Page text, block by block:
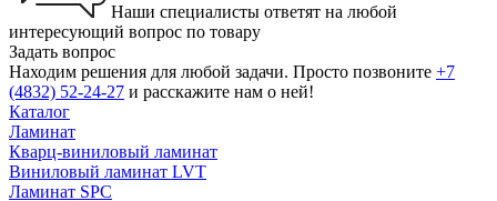
Наши специалисты ответят на любой
интересующий вопрос по товару
Задать вопрос
Находим решения для любой задачи. Просто позвоните +7
(4832) 52-24-27 и расскажите нам о ней!
Каталог
Ламинат
Кварц-виниловый ламинат
Виниловый ламинат LVT
Ламинат SPC